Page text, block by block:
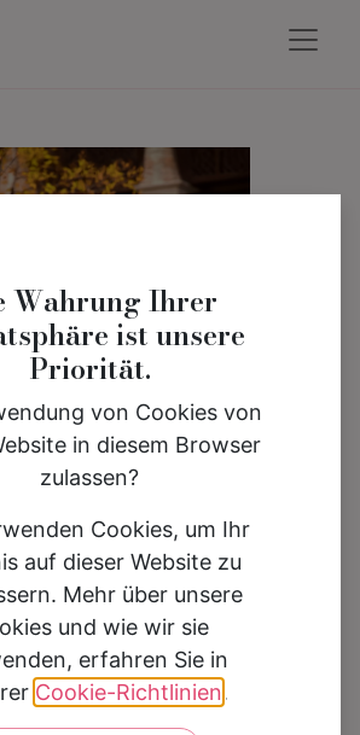
6488
Wahrung Ihrer
ist unsere
Priorität.
von Cookies von
in diesem Browser
zulassen?
Cookies, um Ihr
auf dieser Website zu
Mehr über unsere
und wie wir sie
erfahren Sie in
Cookie-Richtlinien.